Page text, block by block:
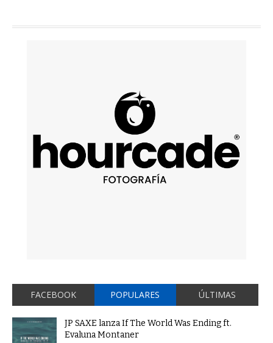
FACEBOOK POPULARES ÚLTIMAS
JP SAXE lanza If The World Was Ending ft.
Evaluna Montaner